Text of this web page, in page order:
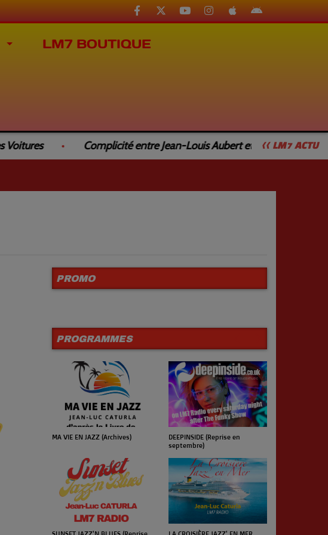
LM7 BOUTIQUE
<< LM7 ACTU
Complicité entre Jean-Louis Aubert et Jean-Luc Caturla
PROMO
PROGRAMMES
MA VIE EN JAZZ (Archives)
DEEPINSIDE (Reprise en
septembre)